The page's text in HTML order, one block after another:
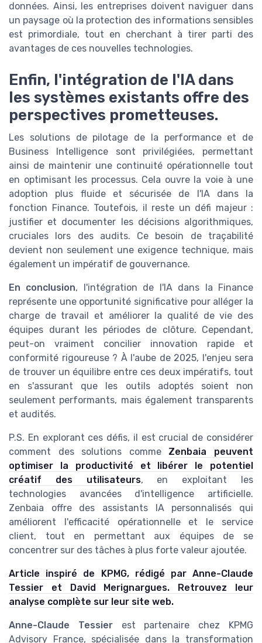
données. Ainsi, les entreprises doivent naviguer dans
un paysage où la protection des informations sensibles
est primordiale, tout en cherchant à tirer parti des
avantages de ces nouvelles technologies.
Enfin, l'intégration de l'IA dans
les systèmes existants offre des
perspectives prometteuses.
Les solutions de pilotage de la performance et de
Business Intelligence sont privilégiées, permettant
ainsi de maintenir une continuité opérationnelle tout
en optimisant les processus. Cela ouvre la voie à une
adoption plus fluide et sécurisée de l'IA dans la
fonction Finance. Toutefois, il reste un défi majeur :
justifier et documenter les décisions algorithmiques,
cruciales lors des audits. Ce besoin de traçabilité
devient non seulement une exigence technique, mais
également un impératif de gouvernance.
En conclusion, l'intégration de l'IA dans la Finance
représente une opportunité significative pour alléger la
charge de travail et améliorer la qualité de vie des
équipes durant les périodes de clôture. Cependant,
peut-on vraiment concilier innovation rapide et
conformité rigoureuse ? À l'aube de 2025, l'enjeu sera
de trouver un équilibre entre ces deux impératifs, tout
en s'assurant que les outils adoptés soient non
seulement performants, mais également transparents
et audités.
P.S. En explorant ces défis, il est crucial de considérer
comment des solutions comme Zenbaia peuvent
optimiser la productivité et libérer le potentiel
créatif des utilisateurs, en exploitant les
technologies avancées d'intelligence artificielle.
Zenbaia offre des assistants IA personnalisés qui
améliorent l'efficacité opérationnelle et le service
client, tout en permettant aux équipes de se
concentrer sur des tâches à plus forte valeur ajoutée.
Article inspiré de KPMG, rédigé par Anne-Claude
Tessier et David Merignargues. Retrouvez leur
analyse complète sur leur site web.
Anne-Claude Tessier est partenaire chez KPMG
Advisory France, spécialisée dans la transformation